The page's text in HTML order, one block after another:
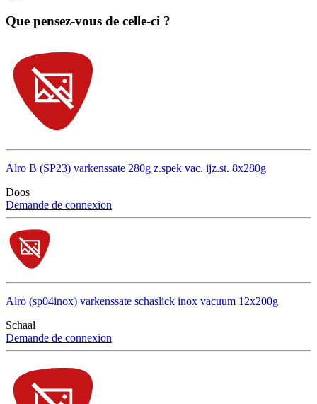
Que pensez-vous de celle-ci ?
Alro B (SP23) varkenssate 280g z.spek vac. ijz.st. 8x280g
Doos
Demande de connexion
Alro (sp04inox) varkenssate schaslick inox vacuum 12x200g
Schaal
Demande de connexion